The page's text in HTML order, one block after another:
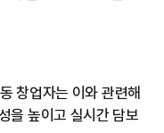
창업자는 이와 관련해
을 높이고 실시간 담보